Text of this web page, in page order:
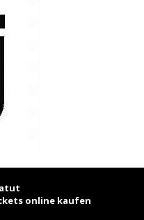
online kaufen